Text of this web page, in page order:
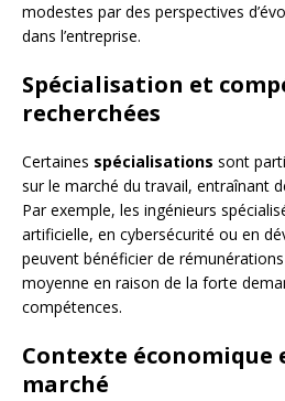
modestes par des perspectives
dans l’entreprise.
Spécialisation et
recherchées
Certaines spécialisations sont
sur le marché du travail, entraînant
Par exemple, les ingénieurs
artificielle, en cybersécurité ou en
peuvent bénéficier de
moyenne en raison de la forte
compétences.
Contexte économique
marché